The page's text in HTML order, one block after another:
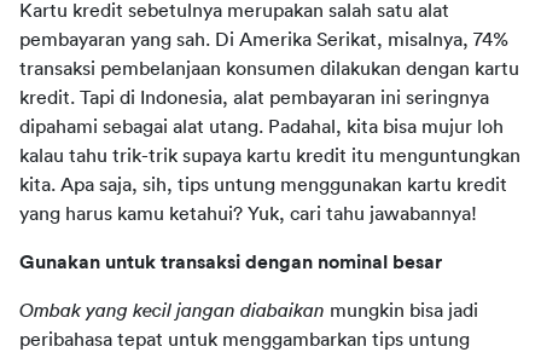
Kartu kredit sebetulnya merupakan salah satu alat
pembayaran yang sah. Di Amerika Serikat, misalnya, 74%
transaksi pembelanjaan konsumen dilakukan dengan kartu
kredit. Tapi di Indonesia, alat pembayaran ini seringnya
dipahami sebagai alat utang. Padahal, kita bisa mujur loh
kalau tahu trik-trik supaya kartu kredit itu menguntungkan
kita. Apa saja, sih, tips untung menggunakan kartu kredit
yang harus kamu ketahui? Yuk, cari tahu jawabannya!
Gunakan untuk transaksi dengan nominal besar
Ombak yang kecil jangan diabaikan mungkin bisa jadi
peribahasa tepat untuk menggambarkan tips untung